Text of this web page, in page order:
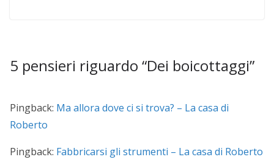
5 pensieri riguardo “Dei boicottaggi”
Pingback: Ma allora dove ci si trova? – La casa di
Roberto
Pingback: Fabbricarsi gli strumenti – La casa di Roberto